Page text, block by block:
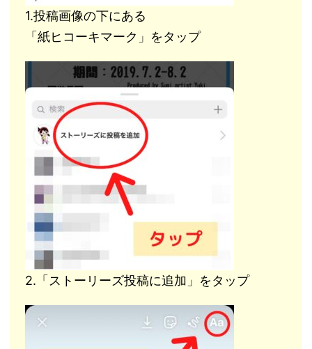
1.投稿画像の下にある
「紙ヒコーキマーク」をタップ
2.「ストーリーズ投稿に追加」をタップ